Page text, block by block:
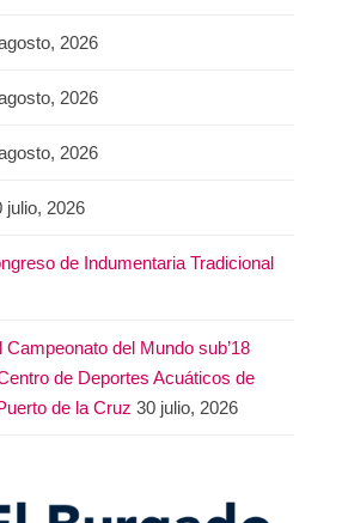
2026
2026
2026
julio, 2026
de Indumentaria Tradicional
del Mundo sub’18
de Deportes Acuáticos de
de la Cruz 30 julio, 2026